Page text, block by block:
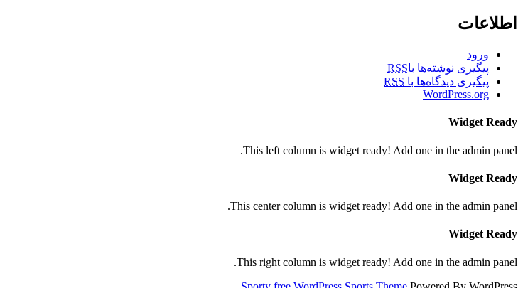
اطلاعات
ورود
پیگیری نوشته‌ها باRSS
پیگیری دیدگاه‌ها با RSS
WordPress.org
Widget Ready
This left column is widget ready! Add one in the admin panel.
Widget Ready
This center column is widget ready! Add one in the admin panel.
Widget Ready
This right column is widget ready! Add one in the admin panel.